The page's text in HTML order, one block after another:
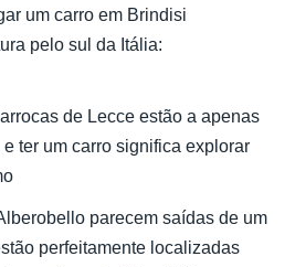
um carro em Brindisi
pelo sul da Itália:
de Lecce estão a apenas
ter um carro significa explorar
parecem saídas de um
perfeitamente localizadas